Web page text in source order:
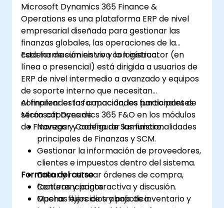
Microsoft Dynamics 365 Finance &
Operations es una plataforma ERP de nivel
empresarial diseñada para gestionar las
finanzas globales, las operaciones de la
cadena de suministro y la logística.
Esta formación en vivo con instructor (en
línea o presencial) está dirigida a usuarios de
ERP de nivel intermedio a avanzado y equipos
de soporte interno que necesitan
comprender las capacidades funcionales de
Microsoft Dynamics 365 F&O en los módulos
de Finanzas y Cadena de Suministro.
Al finalizar esta formación, los participantes
serán capaces de:
Navegar y configurar las funcionalidades
principales de Finanzas y SCM.
Gestionar la información de proveedores,
clientes e impuestos dentro del sistema.
Crear y rastrear órdenes de compra,
facturas y pagos.
Operar flujos de trabajo de inventario y
Formato del curso
Conferencia interactiva y discusión.
Muchas ejercicios y práctica.